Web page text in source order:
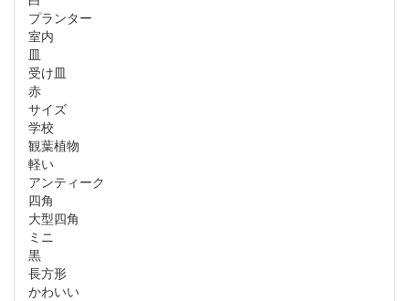
プランター
室内
皿
受け皿
赤
サイズ
学校
観葉植物
軽い
アンティーク
四角
大型四角
ミニ
黒
長方形
かわいい